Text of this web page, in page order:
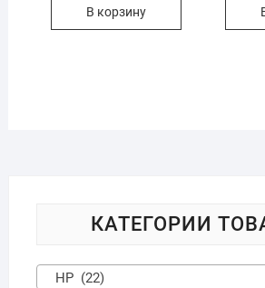
В корзину
КАТЕГОРИИ
HP (22)